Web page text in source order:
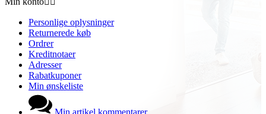
Personlige oplysninger
Returnerede køb
Ordrer
Kreditnotaer
Adresser
Rabatkuponer
Min ønskeliste
Min artikel kommentarer